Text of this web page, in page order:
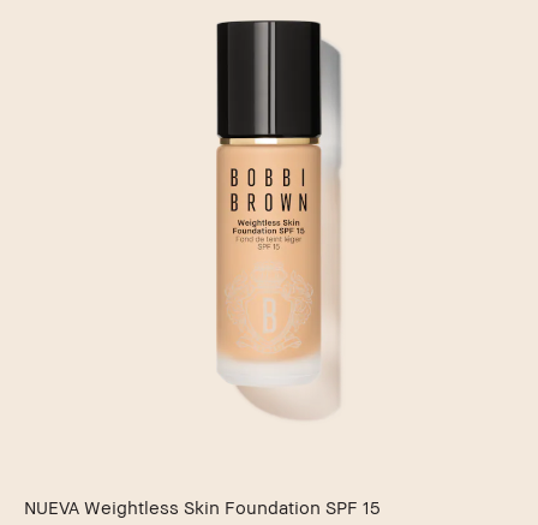
NUEVA Weightless Skin Foundation SPF 15